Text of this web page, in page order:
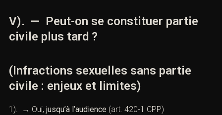
V). — Peut-on se constituer partie
civile plus tard ?
(Infractions sexuelles sans partie
civile : enjeux et limites)
1). → Oui, jusqu’à l’audience (art. 420-1 CPP)